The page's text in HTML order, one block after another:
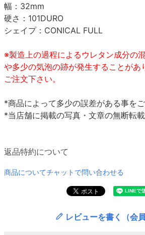
幅：32mm
硬さ：101DURO
シェイプ：CONICAL FULL
※製造上の過程によるウレタン成分の
や多少の気泡の跡が発生することがあ
ご注文下さい。
*商品によって多少の誤差がある事をご
*当店舗に掲載の写真・文章の無断転載
返品特約について
商品についてチャットで問い合わせる
レビューを書く（会員